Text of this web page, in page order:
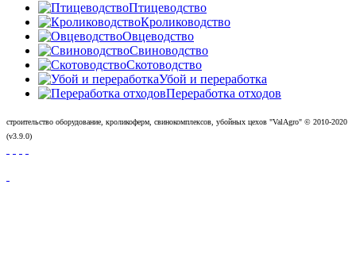
Птицеводство
Кролиководство
Овцеводство
Свиноводство
Скотоводство
Убой и переработка
Переработка отходов
строительство оборудование, кроликоферм, свинокомплексов, убойных цехов "ValAgro" © 2010-2020
(v3.9.0)